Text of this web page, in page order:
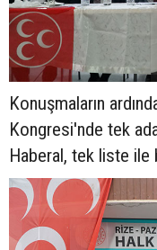
Konuşmaların
Kongresi'nde tek
Haberal, tek liste ile